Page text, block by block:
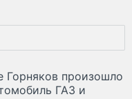
произошло
ГАЗ и